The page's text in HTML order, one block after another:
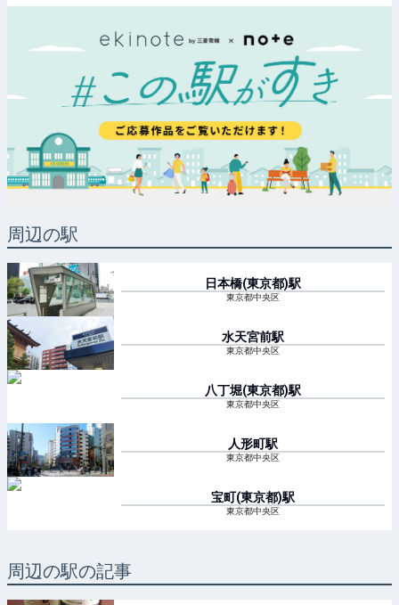
周辺の駅
日本橋(東京都)駅
東京都中央区
水天宮前駅
東京都中央区
八丁堀(東京都)駅
東京都中央区
人形町駅
東京都中央区
宝町(東京都)駅
東京都中央区
周辺の駅の記事